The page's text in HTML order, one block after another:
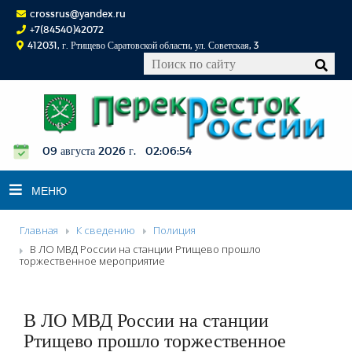
crossrus@yandex.ru
+7(84540)42072
412031, г. Ртищево Саратовской области, ул. Советская, 3
09 августа 2026 г. 02:06:55
МЕНЮ
НОВОСТИ
ОФИЦИАЛЬНО
КОНКУРСЫ
ФОТОРЕПОРТАЖИ
Главная К сведению
Полиция
В ЛО МВД России на станции Ртищево прошло
торжественное мероприятие
В ЛО МВД России на станции
Ртищево прошло торжественное